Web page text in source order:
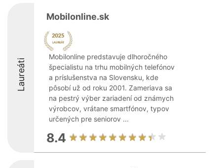
Laureáti
Mobilonline.sk
Mobilonline predstavuje dlhoročného
špecialistu na trhu mobilných telefónov
a príslušenstva na Slovensku, kde
pôsobí už od roku 2001. Zameriava sa
na pestrý výber zariadení od známych
výrobcov, vrátane smartfónov, typov
určených pre seniorov ...
8.4